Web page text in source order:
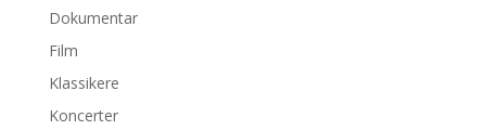
Dokumentar
Film
Klassikere
Koncerter